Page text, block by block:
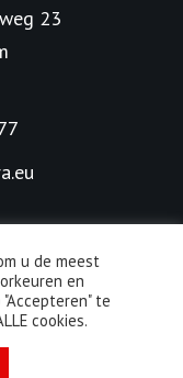
23
TRA | Ontwikkeld
u de meest
en
te
cookies.